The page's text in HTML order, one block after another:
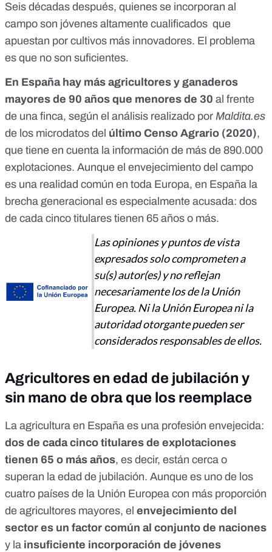
Seis décadas después, quienes se incorporan al
campo son jóvenes altamente cualificados que
apuestan por cultivos más innovadores. El problema
es que no son suficientes.
En España hay más agricultores y ganaderos
mayores de 90 años que menores de 30 al frente
de una finca, según el análisis realizado por Maldita.es
de los microdatos del último Censo Agrario (2020),
que tiene en cuenta la información de más de 890.000
explotaciones. Aunque el envejecimiento del campo
es una realidad común en toda Europa, en España la
brecha generacional es especialmente acusada: dos
de cada cinco titulares tienen 65 años o más.
Las opiniones y puntos de vista
expresados solo comprometen a
su(s) autor(es) y no reflejan
necesariamente los de la Unión
Europea. Ni la Unión Europea ni la
autoridad otorgante pueden ser
considerados responsables de ellos.
Agricultores en edad de jubilación y
sin mano de obra que los reemplace
La agricultura en España es una profesión envejecida:
dos de cada cinco titulares de explotaciones
tienen 65 o más años, es decir, están cerca o
superan la edad de jubilación. Aunque es uno de los
cuatro países de la Unión Europea con más proporción
de agricultores mayores, el envejecimiento del
sector es un factor común al conjunto de naciones
y la insuficiente incorporación de jóvenes